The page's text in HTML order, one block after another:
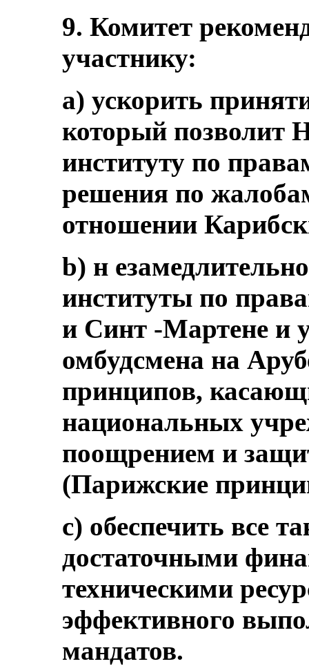
9. Комитет
участнику:
a) ускорить
который позволит
институту по
решения по
отношении
b) н
институты по
и Синт -Мартене и
омбудсмена на
принципов,
национальных
поощрением и
(Парижские
c) обеспечить все
достаточными
техническими
эффективного
мандатов.